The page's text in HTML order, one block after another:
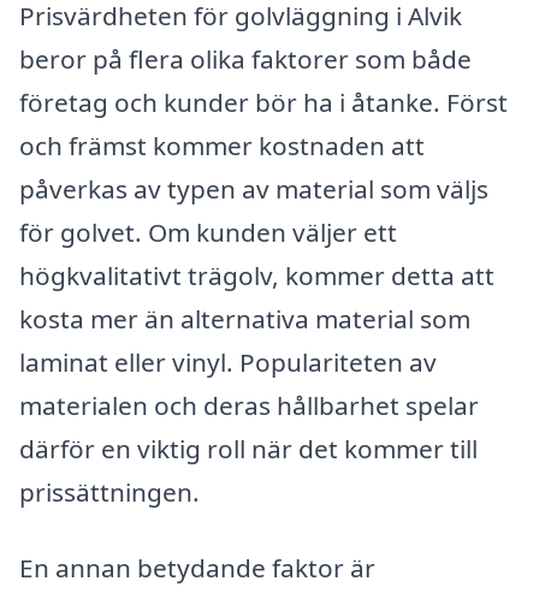
Prisvärdheten för golvläggning i Alvik
beror på flera olika faktorer som både
företag och kunder bör ha i åtanke. Först
och främst kommer kostnaden att
påverkas av typen av material som väljs
för golvet. Om kunden väljer ett
högkvalitativt trägolv, kommer detta att
kosta mer än alternativa material som
laminat eller vinyl. Populariteten av
materialen och deras hållbarhet spelar
därför en viktig roll när det kommer till
prissättningen.
En annan betydande faktor är